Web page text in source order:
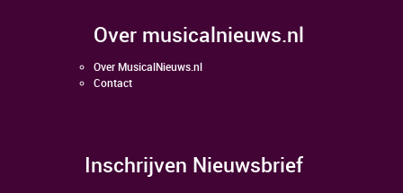
over musicalnieuws.nl
Over MusicalNieuws.nl
Contact
Inschrijven Nieuwsbrief